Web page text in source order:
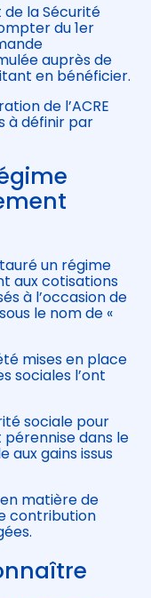
de la Sécurité
du 1er
auprès de
en bénéficier.
de l’ACRE
à définir par
un régime
aux cotisations
à l’occasion de
le nom de «
mises en place
sociales l’ont
sociale pour
dans le
aux gains issus
matière de
contribution